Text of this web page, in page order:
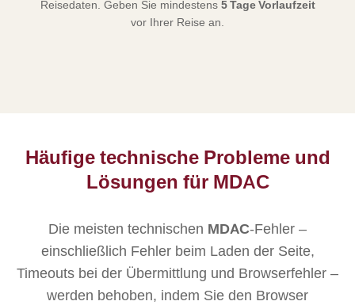
Reisedaten. Geben Sie mindestens 5 Tage Vorlaufzeit
vor Ihrer Reise an.
Häufige technische Probleme und
Lösungen für MDAC
Die meisten technischen MDAC-Fehler –
einschließlich Fehler beim Laden der Seite,
Timeouts bei der Übermittlung und Browserfehler –
werden behoben, indem Sie den Browser